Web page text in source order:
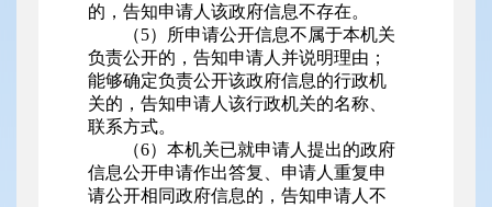
的，告知申请人该政府信息不存在。
（5）所申请公开信息不属于本机关
负责公开的，告知申请人并说明理由；
能够确定负责公开该政府信息的行政机
关的，告知申请人该行政机关的名称、
联系方式。
（6）本机关已就申请人提出的政府
信息公开申请作出答复、申请人重复申
请公开相同政府信息的，告知申请人不